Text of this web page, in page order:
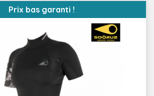
Prix bas garanti !